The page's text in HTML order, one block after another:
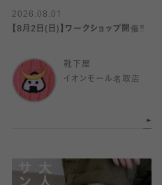
2026.08.01
【8月2日(日)】ワークショップ開催‼️
靴下屋
イオンモール名取店